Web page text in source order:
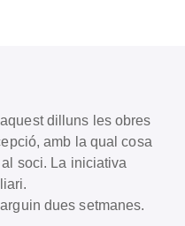
dilluns les obres
amb la qual cosa
soci. La iniciativa
dues setmanes.